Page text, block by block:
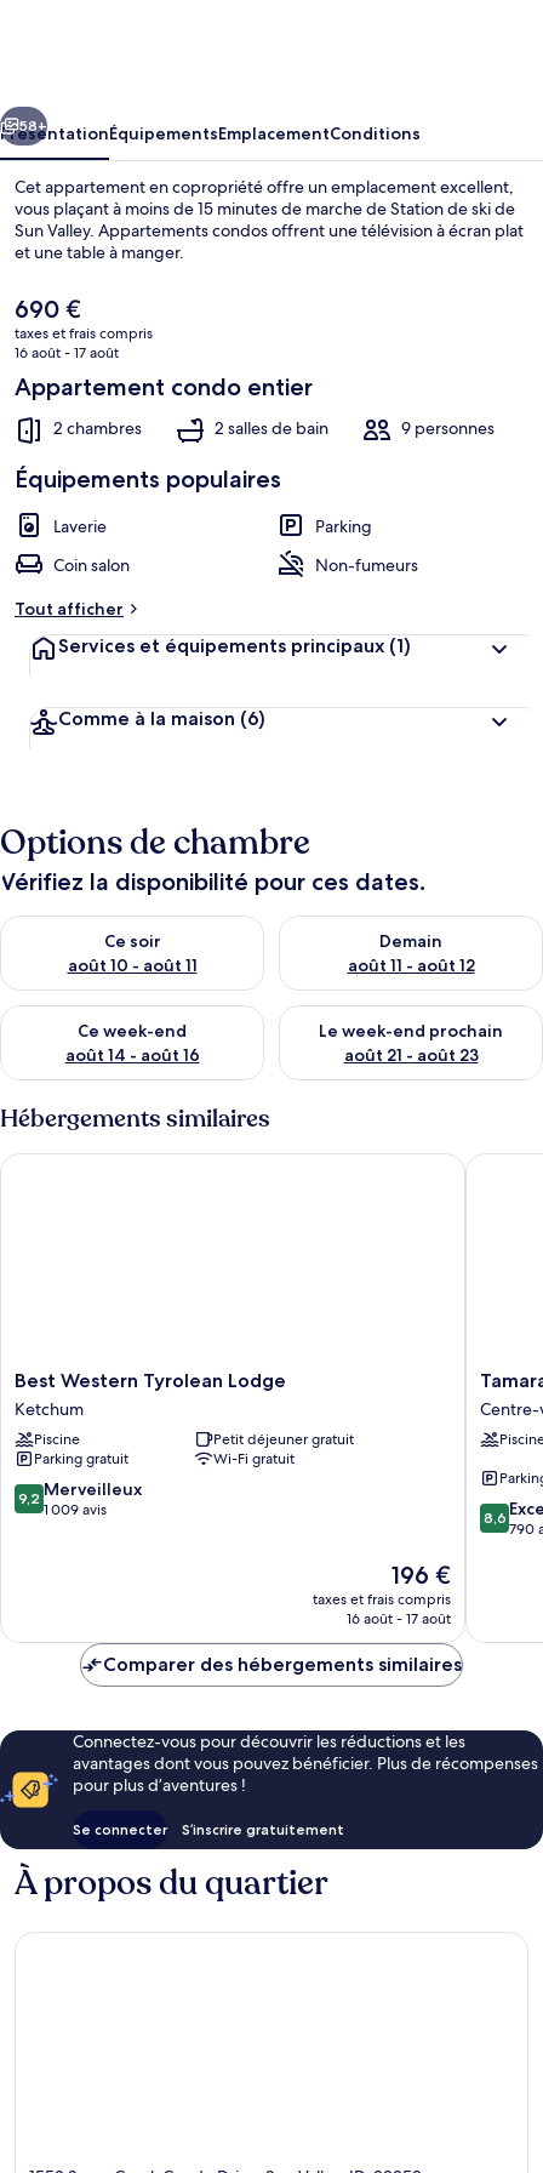
Ski-
in/ski-
out
+
&
Hot
Tub
Intérieur
Suivant
58+
PrésentationÉquipementsEmplacementConditions
Cet appartement en copropriété offre un emplacement excellent,
vous plaçant à moins de 15 minutes de marche de Station de ski de
Sun Valley. Appartements condos offrent une télévision à écran plat
et une table à manger.
Le
prix
actuel
de
690 €.
690 €
taxes et frais compris
16 août - 17 août
Appartement condo entier
2 chambres 2 salles de bain 9 personnes
Équipements populaires
Laverie
Parking
Coin salon
Non-fumeurs
Tout afficher
Services et équipements principaux (1)
Comme à la maison (6)
Options de chambre
Vérifiez la disponibilité pour ces dates.
Ce soir
août 10 - août 11
Vérifier la disponibilité pour ce soir août 10 - août 11
Demain
août 11 - août 12
Vérifier la disponibilité pour
Ce week-end
août 14 - août 16
Vérifier la disponibilité pour ce week-end août 14 - août 16
Le week-end prochain
août 21 - août 23
Vérifier la disponibilité pour
Hébergements similaires
Best
Western
Tyrolean
Lodge
Ketchum
Best Western Tyrolean Lodge
Ketchum
Piscine
Petit déjeuner gratuit
Parking gratuit
Wi-Fi gratuit
9.2
sur
9,2 Merveilleux
1 009 avis
Le
nouveau
prix
de
196 €
taxes et frais compris
16 août - 17 août
Best Western Tyrolean Lodge
Lodge
Sun
Valley
ville
de
Centre-
8.6
sur
8,6
790
Comparer des hébergements similaires
Connectez-vous pour découvrir les réductions et les
avantages dont vous pouvez bénéficier. Plus de récompenses
pour plus d’aventures !
Se connecter S’inscrire gratuitement
À propos du quartier